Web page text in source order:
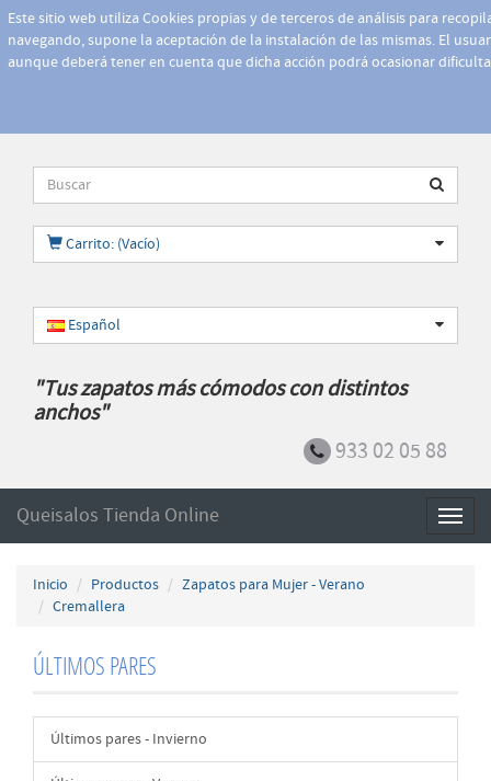
Este sitio web utiliza Cookies propias y de terceros de análisis para
navegando, supone la aceptación de la instalación de las mismas. El
aunque deberá tener en cuenta que dicha acción podrá ocasionar
Carrito: (Vacío)
Español
"Tus zapatos más cómodos con distintos
anchos"
933 02 05 88
Queisalos Tienda Online
Inicio Productos
Zapatos para Mujer - Verano
Cremallera
ÚLTIMOS PARES
Últimos pares - Invierno